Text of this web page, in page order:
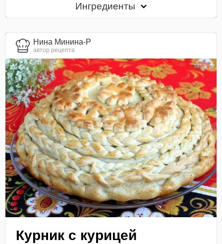
Ингредиенты
Нина Минина-Р
автор рецепта
Курник с курицей